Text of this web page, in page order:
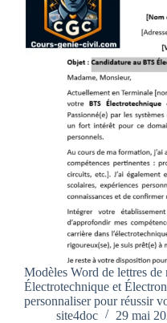
Modèles Word de lettres
Électrotechnique et
personnaliser pour réussir
site4doc
29 mai